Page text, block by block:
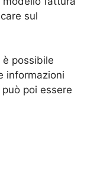
sul
possibile
informazioni
poi essere